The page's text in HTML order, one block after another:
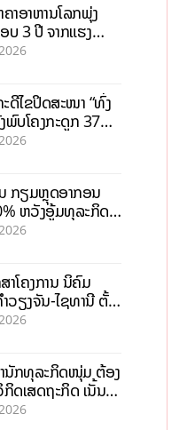
າອາຫານໂລກພຸ່ງ
ບ 3 ປີ ຈາກແຮງ
ງຄາມ, El nino
ດີໄຂປິດສະໜາ “ທົ່ງ
ພົບໂຄງກະດູກ 37
ກ
ກຽມຫຼຸດອາກອນ
ຫວັງອູ້ມທຸລະກິດ
ແລະ ຈຸນລະ
າໂຄງການ ນິຄົມ
ວຽງຈັນ-ໄຊທານີ ຕັ້ງ
ລ້ານໂດລາ, ສ້າງ
ນັກທຸລະກິດໜຸ່ມ ຕ້ອງ
ດເສດຖະກິດ ເນັ້ນດຶງ
ນສູ່ດິຈິຕອນ